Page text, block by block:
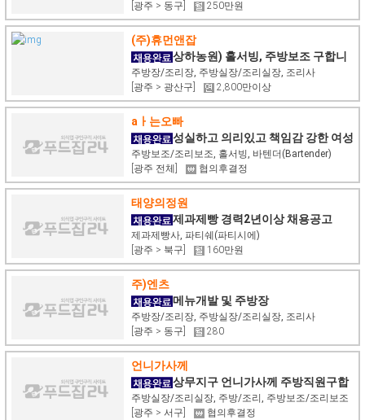
[광주 > 동구] 250만원
(주)휴먼앤잡
상하농원) 홀서빙, 주방보조 구합니
다!
주방장/조리장, 주방실장/조리실장, 조리사
[광주 > 광산구]
2,800만이상
aㅏ는오빠
성실하고 의리있고 책임감 강한 여성
분 스피드 하게 구합니다~주방및서빙간단
주방보조/조리보조, 홀서빙, 바텐더(Bartender)
[광주 전체]
협의후결정
태양의정원
제과제빵 경력2년이상 채용공고
제과제빵사, 파티쉐(파티시에)
[광주 > 북구]
160만원
주)엔츠
메뉴개발 및 주방장
주방장/조리장, 주방실장/조리실장, 조리사
[광주 > 동구]
280
언니가사께
상무지구 언니가사께 주방직원구합
니다
주방실장/조리실장, 주방/조리, 주방보조/조리보조
[광주 > 서구]
협의후결정